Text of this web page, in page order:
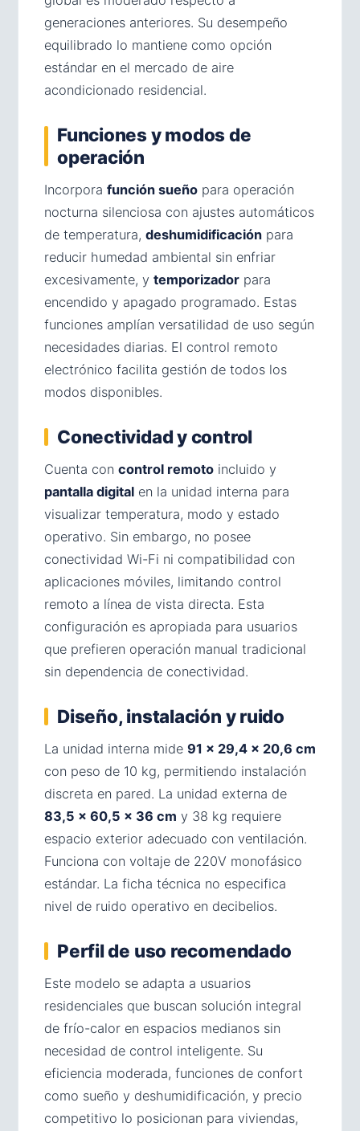
generaciones anteriores. Su desempeño
equilibrado lo mantiene como opción
estándar en el mercado de aire
acondicionado residencial.
Funciones y modos de
operación
Incorpora función sueño para operación
nocturna silenciosa con ajustes automáticos
de temperatura, deshumidificación para
reducir humedad ambiental sin enfriar
excesivamente, y temporizador para
encendido y apagado programado. Estas
funciones amplían versatilidad de uso según
necesidades diarias. El control remoto
electrónico facilita gestión de todos los
modos disponibles.
Conectividad y control
Cuenta con control remoto incluido y
pantalla digital en la unidad interna para
visualizar temperatura, modo y estado
operativo. Sin embargo, no posee
conectividad Wi-Fi ni compatibilidad con
aplicaciones móviles, limitando control
remoto a línea de vista directa. Esta
configuración es apropiada para usuarios
que prefieren operación manual tradicional
sin dependencia de conectividad.
Diseño, instalación y ruido
La unidad interna mide 91 × 29,4 × 20,6 cm
con peso de 10 kg, permitiendo instalación
discreta en pared. La unidad externa de
83,5 × 60,5 × 36 cm y 38 kg requiere
espacio exterior adecuado con ventilación.
Funciona con voltaje de 220V monofásico
estándar. La ficha técnica no especifica
nivel de ruido operativo en decibelios.
Perfil de uso recomendado
Este modelo se adapta a usuarios
residenciales que buscan solución integral
de frío-calor en espacios medianos sin
necesidad de control inteligente. Su
eficiencia moderada, funciones de confort
como sueño y deshumidificación, y precio
competitivo lo posicionan para viviendas,